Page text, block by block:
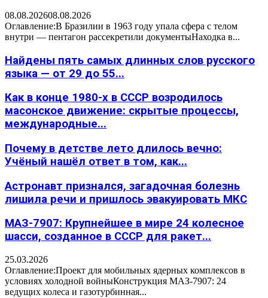
08.08.202608.08.2026
Оглавление:В Бразилии в 1963 году упала сфера с телом
внутри — пентагон рассекретили документыНаходка в...
Найдены пять самых длинных слов русского
языка — от 29 до 55...
Как в конце 1980-х в СССР возродилось
масонское движение: скрытые процессы,
международные...
Почему в детстве лето длилось вечно:
Учёный нашёл ответ в том, как...
Астронавт признался, загадочная болезнь
лишила речи и пришлось эвакуировать МКС
МАЗ-7907: Крупнейшее в мире 24 колесное
шасси, созданное в СССР для ракет...
25.03.2026
Оглавление:Проект для мобильных ядерных комплексов в
условиях холодной войныКонструкция МАЗ-7907: 24
ведущих колеса и газотурбинная...